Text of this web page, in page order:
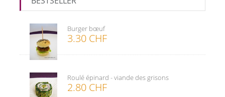
Burger bœuf
3.30 CHF
Roulé épinard - viande des grisons
2.80 CHF